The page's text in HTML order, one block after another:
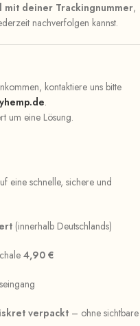
mit deiner Trackingnummer,
nachverfolgen kannst.
kontaktiere uns bitte
.
um eine Lösung.
eine schnelle, sichere und
(innerhalb Deutschlands)
4,90 €
verpackt – ohne sichtbare